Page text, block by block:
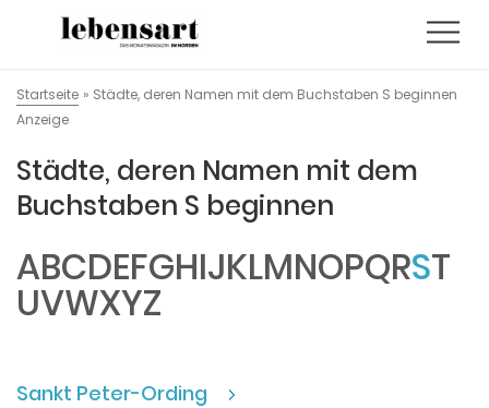
Startseite » Städte, deren Namen mit dem Buchstaben S beginnen
Anzeige
Städte, deren Namen mit dem
Buchstaben S beginnen
ABCDEFGHIJKLMNOPQRST
UVWXYZ
Sankt Peter-Ording